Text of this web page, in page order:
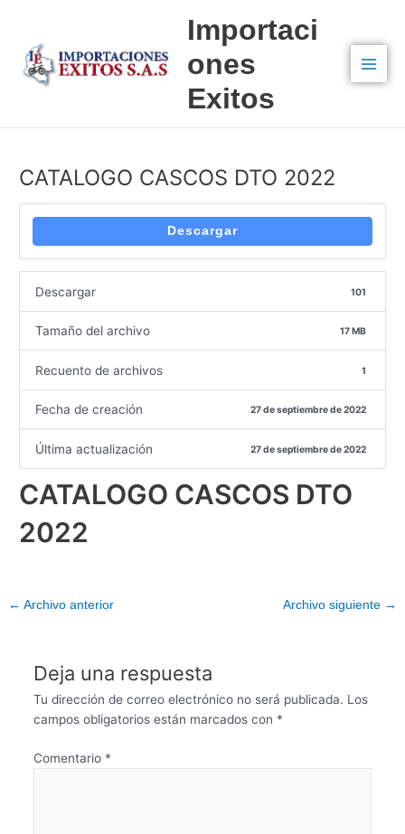
contenido
Importaci
ones
Exitos
CATALOGO CASCOS DTO 2022
Descargar
Descargar 101
Tamaño del archivo 17 MB
Recuento de archivos 1
Fecha de creación 27 de septiembre de 2022
Última actualización 27 de septiembre de 2022
CATALOGO CASCOS DTO
2022
entradas
← Archivo anterior Archivo siguiente →
Deja una respuesta
Tu dirección de correo electrónico no será publicada. Los
campos obligatorios están marcados con *
Comentario *